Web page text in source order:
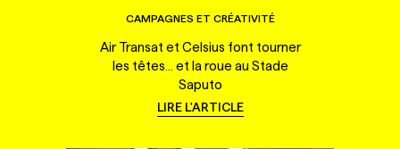
CAMPAGNES ET CRÉATIVITÉ
Air Transat et Celsius font tourner
les têtes... et la roue au Stade
Saputo
LIRE L'ARTICLE